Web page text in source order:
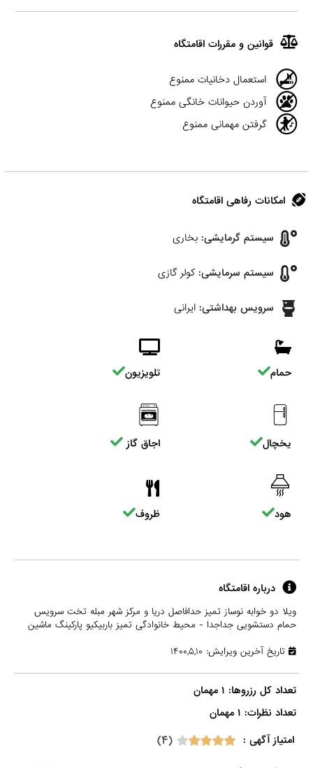
قوانین و مقررات اقامتگاه
استعمال دخانیات ممنوع
آوردن حیوانات خانگی ممنوع
گرفتن مهمانی ممنوع
امکانات رفاهی اقامتگاه
سیستم گرمایشی: بخاری
سیستم سرمایشی: کولر گازی
سرویس بهداشتی: ایرانی
حمام تلویزیون
یخچال اجاق گاز
هود ظروف
درباره اقامتگاه
ویلا دو خوابه نوساز تمیز حدافاصل دریا و مرکز شهر مبله تخت سرویس
حمام دستشویی جداجدا - محیط خانوادگی تمیز باربیکیو پارکینگ ماشین
تاریخ آخرین ویرایش: ۱۴۰۰,۵,۱۰
تعداد کل رزروها: ۱ مهمان
تعداد نظرات: ۱ مهمان
امتیاز آگهی :
(۴)